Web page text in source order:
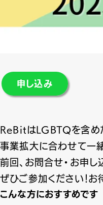
申し込み
ReBitはLGBTQを含め
事業拡大に合わせて一
前回、お問合せ・お申し
ぜひご参加ください！お
こんな方におすすめです